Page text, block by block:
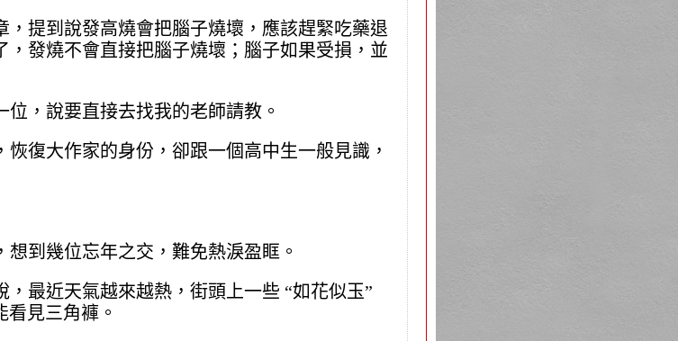
提到說發高燒會把腦子燒壞，應該趕緊吃藥退
發燒不會直接把腦子燒壞；腦子如果受損，並
，說要直接去找我的老師請教。
復大作家的身份，卻跟一個高中生一般見識，
到幾位忘年之交，難免熱淚盈眶。
最近天氣越來越熱，街頭上一些 “如花似玉”
見三角褲。